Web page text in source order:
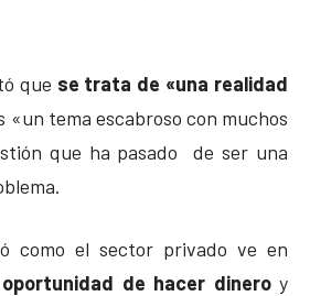
que se trata de «una realidad
«un tema escabroso con muchos
que ha pasado de ser una
como el sector privado ve en
oportunidad de hacer dineroy